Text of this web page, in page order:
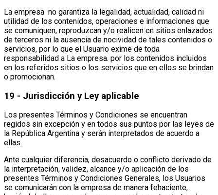
La empresa no garantiza la legalidad, actualidad, calidad ni
utilidad de los contenidos, operaciones e informaciones que
se comuniquen, reproduzcan y/o realicen en sitios enlazados
de terceros ni la ausencia de nocividad de tales contenidos o
servicios, por lo que el Usuario exime de toda
responsabilidad a La empresa. por los contenidos incluidos
en los referidos sitios o los servicios que en ellos se brindan
o promocionan.
19 - Jurisdicción y Ley aplicable
Los presentes Términos y Condiciones se encuentran
regidos sin excepción y en todos sus puntos por las leyes de
la República Argentina y serán interpretados de acuerdo a
ellas.
Ante cualquier diferencia, desacuerdo o conflicto derivado de
la interpretación, validez, alcance y/o aplicación de los
presentes Términos y Condiciones Generales, los Usuarios
se comunicarán con la empresa de manera fehaciente,